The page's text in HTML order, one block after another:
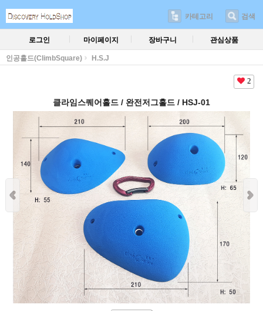
카테고리 검색
로그인 마이페이지 장바구니 관심상품
인공홀드(ClimbSquare) H.S.J
2
클라임스퀘어홀드 / 완전저그홀드 / HSJ-01